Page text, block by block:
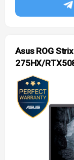
Asus ROG
275HX/